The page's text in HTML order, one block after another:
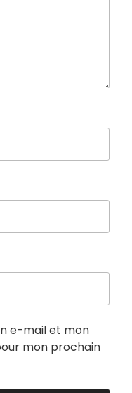
e-mail et mon
mon prochain